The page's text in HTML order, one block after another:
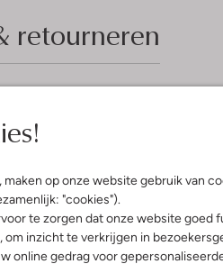
, maken op onze website gebruik van
"cookies").
te zorgen dat onze website goed
om inzicht te verkrijgen in
online gedrag voor
retourneren
Ontdek de FILMON
combineren comfort
zelfverzekerd de deur
binnenkant van leer
stad of een
Combineer ze met
rubberen zool biedt